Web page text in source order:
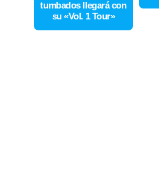
tumbados llegará con
su «Vol. 1 Tour»